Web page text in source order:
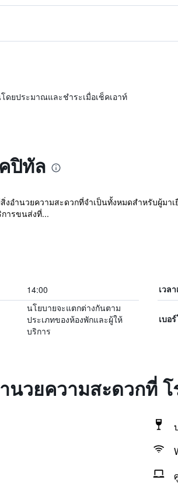
ยประมาณและชำระเมื่อเช็คเอาท์
ปิทัล
อำนวยความสะดวกที่จำเป็นทั้งหมดสำหรับผู้ม
ารขนส่งที่...
14:00 เวล
นโยบายจะแตกต่างกันตาม
ประเภทของห้องพักและผู้ให้
บริการ
เบอ
นวยความสะดวกที่